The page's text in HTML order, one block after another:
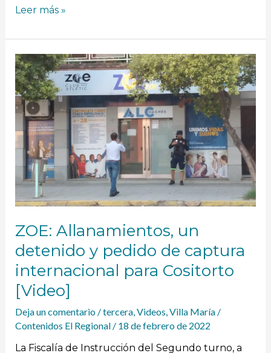
Leer más »
ZOE: Allanamientos, un
detenido y pedido de captura
internacional para Cositorto
[Video]
Deja un comentario /tercera, Videos Villa María/
Contenidos El Regional / 18 de febrero de 2022
La Fiscalía de Instrucción del Segundo turno, a
ZOE:
Allanamientos,
un
detenido
y
pedido
de
captura
internacional
para
Cositorto
[Video]